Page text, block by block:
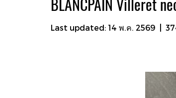
BLANCPAIN Villeret
Last updated: 14 พ.ค. 2569